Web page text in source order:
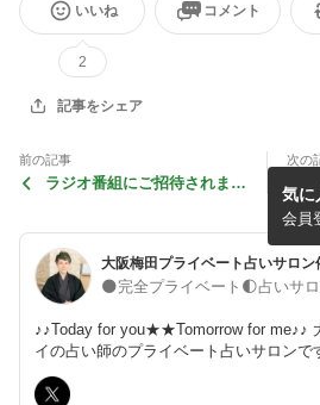
いいね
2
コメント
記事をシェア
前の記事
ラジオ番組にご招待されまし
次の
占い
まし
♪♪Today for you★★Tomorrow for me♪♪
イの占い師のプライベート占いサロンで
たします。
気に
会員